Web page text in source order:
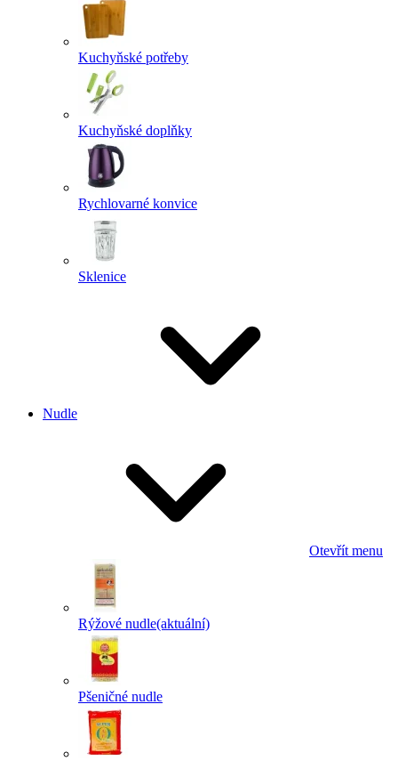
Kuchyňské potřeby
Kuchyňské doplňky
Rychlovarné konvice
Sklenice
Nudle
Otevřít menu
Rýžové nudle(aktuální)
Pšeničné nudle